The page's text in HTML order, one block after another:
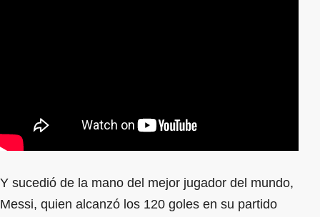
Y sucedió de la mano del mejor jugador del mundo,
Messi, quien alcanzó los 120 goles en su partido